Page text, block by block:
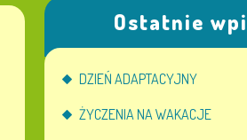
Ostatnie
DZIEŃ ADAPTACYJNY
ŻYCZENIA NA WAKACJE